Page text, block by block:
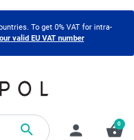
To get 0% VAT for intra-
valid EU VAT number
 person shopping_basket
0